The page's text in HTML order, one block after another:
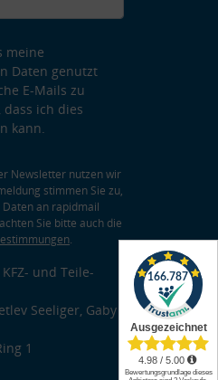
meine
Daten genutzt
E-Mails zu
ich dies
kann.
Newsletter nutzen wir
stimmen Sie zu,
an rapidmail
Sie bitte auch die
.
und Teile-
Seeliger, Gaby
1